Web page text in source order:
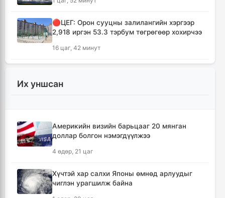
🔴ЦЕГ: Орон сууцны залилангийн хэргээр
2,918 иргэн 53.3 тэрбум төгрөгөөр хохирчээ
16 цаг, 42 минут
барьцаанд байна
🔴С.Амарсайхан: Баригдаж дуусаагүй
барилгын бүртгэлийг хийж, иргэдийг
ХЗДХЯ-ны “Явуулын оффис” Нарантуул
Их уншсан
Америкийн визийн барьцааг 20 мянган
доллар болгон нэмэгдүүлжээ
4 өдөр, 21 цаг
Хүчтэй хар салхи Японы өмнөд арлуудыг
чиглэн урагшилж байна